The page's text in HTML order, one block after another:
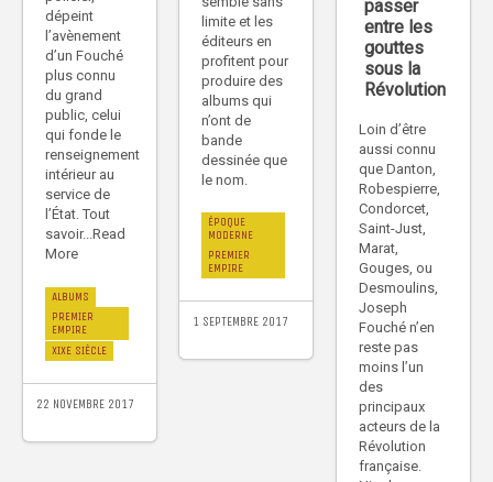
dépeint
l’avènement
d’un Fouché
plus connu
du grand
public, celui
qui fonde le
renseignement
intérieur au
service de
l’État. Tout
savoir...Read
More
ALBUMS
PREMIER
EMPIRE
XIXE SIÈCLE
22 NOVEMBRE 2017
limite et les
éditeurs en
profitent pour
produire des
albums qui
n’ont de
bande
dessinée que
le nom.
ÉPOQUE
MODERNE
PREMIER
EMPIRE
1 SEPTEMBRE 2017
passer
entre les
gouttes
sous la
Révolution
Loin d’être
aussi connu
que Danton,
Robespierre,
Condorcet,
Saint-Just,
Marat,
Gouges, ou
Desmoulins,
Joseph
Fouché n’en
reste pas
moins l’un
des
principaux
acteurs de la
Révolution
française.